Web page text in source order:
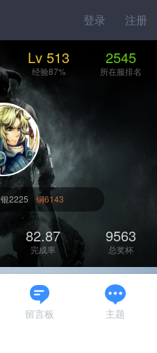
登录 注册
Lv 513
经验87%
2545
所在服排名
银2225 铜6143
82.87
完成率
9563
总奖杯
留言板 主题